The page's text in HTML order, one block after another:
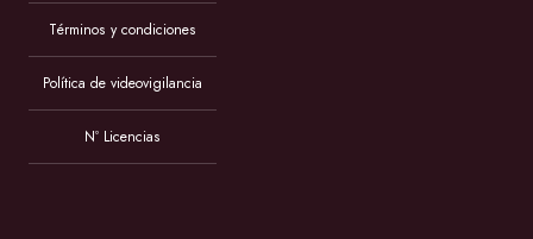
Términos y condiciones
Política de videovigilancia
Nº Licencias